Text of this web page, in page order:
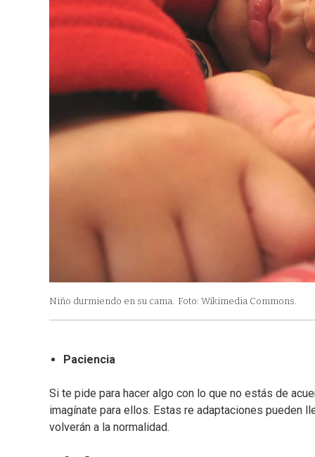
Niño durmiendo en su cama. Foto: Wikimedia Commons.
Paciencia
Si te pide para hacer algo con lo que no estás de
imagínate para ellos. Estas re adaptaciones pueden
volverán a la normalidad.